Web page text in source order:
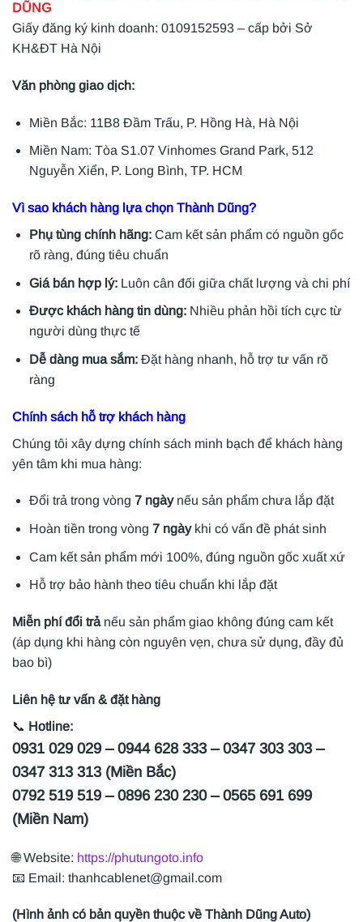
DŨNG
Giấy đăng ký kinh doanh: 0109152593 – cấp bởi Sở
KH&ĐT Hà Nội
Văn phòng giao dịch:
Miền Bắc: 11B8 Đầm Trấu, P. Hồng Hà, Hà Nội
Miền Nam: Tòa S1.07 Vinhomes Grand Park, 512
Nguyễn Xiển, P. Long Bình, TP. HCM
Vì sao khách hàng lựa chọn Thành Dũng?
Phụ tùng chính hãng:Cam kết sản phẩm có nguồn gốc
rõ ràng, đúng tiêu chuẩn
Giá bán hợp lý:Luôn cân đối giữa chất lượng và chi phí
Được khách hàng tin dùng:Nhiều phản hồi tích cực từ
người dùng thực tế
Dễ dàng mua sắm:Đặt hàng nhanh, hỗ trợ tư vấn rõ
ràng
Chính sách hỗ trợ khách hàng
Chúng tôi xây dựng chính sách minh bạch để khách hàng
yên tâm khi mua hàng:
Đổi trả trong vòng 7 ngàynếu sản phẩm chưa lắp đặt
Hoàn tiền trong vòng 7 ngàykhi có vấn đề phát sinh
Cam kết sản phẩm mới 100%, đúng nguồn gốc xuất xứ
Hỗ trợ bảo hành theo tiêu chuẩn khi lắp đặt
Miễn phí đổi trảnếu sản phẩm giao không đúng cam kết
(áp dụng khi hàng còn nguyên vẹn, chưa sử dụng, đầy đủ
bao bì)
Liên hệ tư vấn & đặt hàng
📞 Hotline:
0931 029 029 – 0944 628 333 – 0347 303 303 –
0347 313 313 (Miền Bắc)
0792 519 519 – 0896 230 230 – 0565 691 699
(Miền Nam)
🌐 Website: https://phutungoto.info
📧 Email: thanhcablenet@gmail.com
(Hình ảnh có bản quyền thuộc về Thành Dũng Auto)